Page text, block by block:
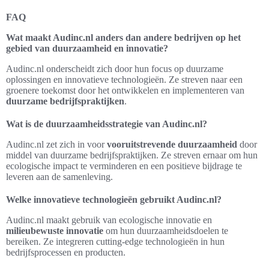
FAQ
Wat maakt Audinc.nl anders dan andere bedrijven op het
gebied van duurzaamheid en innovatie?
Audinc.nl onderscheidt zich door hun focus op duurzame
oplossingen en innovatieve technologieën. Ze streven naar een
groenere toekomst door het ontwikkelen en implementeren van
duurzame bedrijfspraktijken.
Wat is de duurzaamheidsstrategie van Audinc.nl?
Audinc.nl zet zich in voorvooruitstrevende duurzaamheid door
middel van duurzame bedrijfspraktijken. Ze streven ernaar om hun
ecologische impact te verminderen en een positieve bijdrage te
leveren aan de samenleving.
Welke innovatieve technologieën gebruikt Audinc.nl?
Audinc.nl maakt gebruik van ecologische innovatie en
milieubewuste innovatie om hun duurzaamheidsdoelen te
bereiken. Ze integreren cutting-edge technologieën in hun
bedrijfsprocessen en producten.